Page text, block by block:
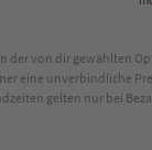
der von dir gewählten
eine unverbindliche
gelten nur bei